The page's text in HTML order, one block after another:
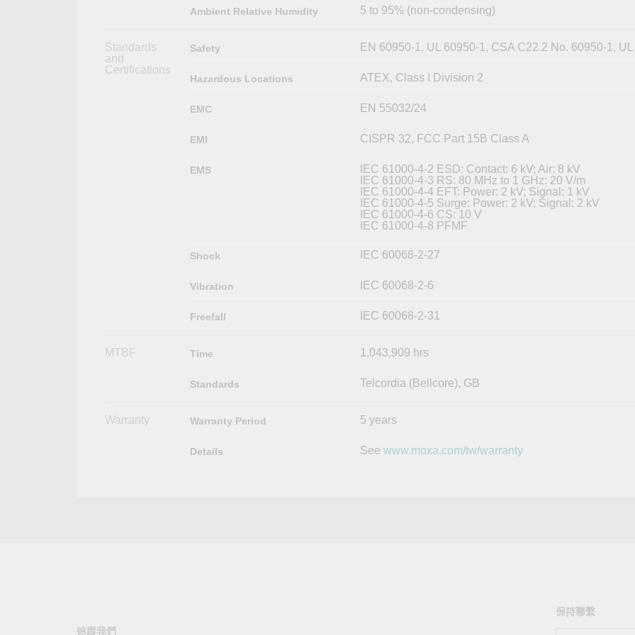
Ambient Relative Humidity 5 to 95% (non-condensing)
Standards
and
Certifications
Safety EN 60950-1, UL 60950-1, CSA C22.2 No. 60950-1,
Hazardous Locations ATEX, Class I Division 2
EMC EN 55032/24
EMI CISPR 32, FCC Part 15B Class A
EMS
IEC 61000-4-2 ESD: Contact: 6 kV; Air: 8 kV
IEC 61000-4-3 RS: 80 MHz to 1 GHz: 20 V/m
IEC 61000-4-4 EFT: Power: 2 kV; Signal: 1 kV
IEC 61000-4-5 Surge: Power: 2 kV; Signal: 2 kV
IEC 61000-4-6 CS: 10 V
IEC 61000-4-8 PFMF
Shock IEC 60068-2-27
Vibration IEC 60068-2-6
Freefall IEC 60068-2-31
MTBF Time 1,043,909 hrs
Standards Telcordia (Bellcore), GB
Warranty Warranty Period 5 years
Details See www.moxa.com/tw/warranty
追蹤我們
保持聯繫